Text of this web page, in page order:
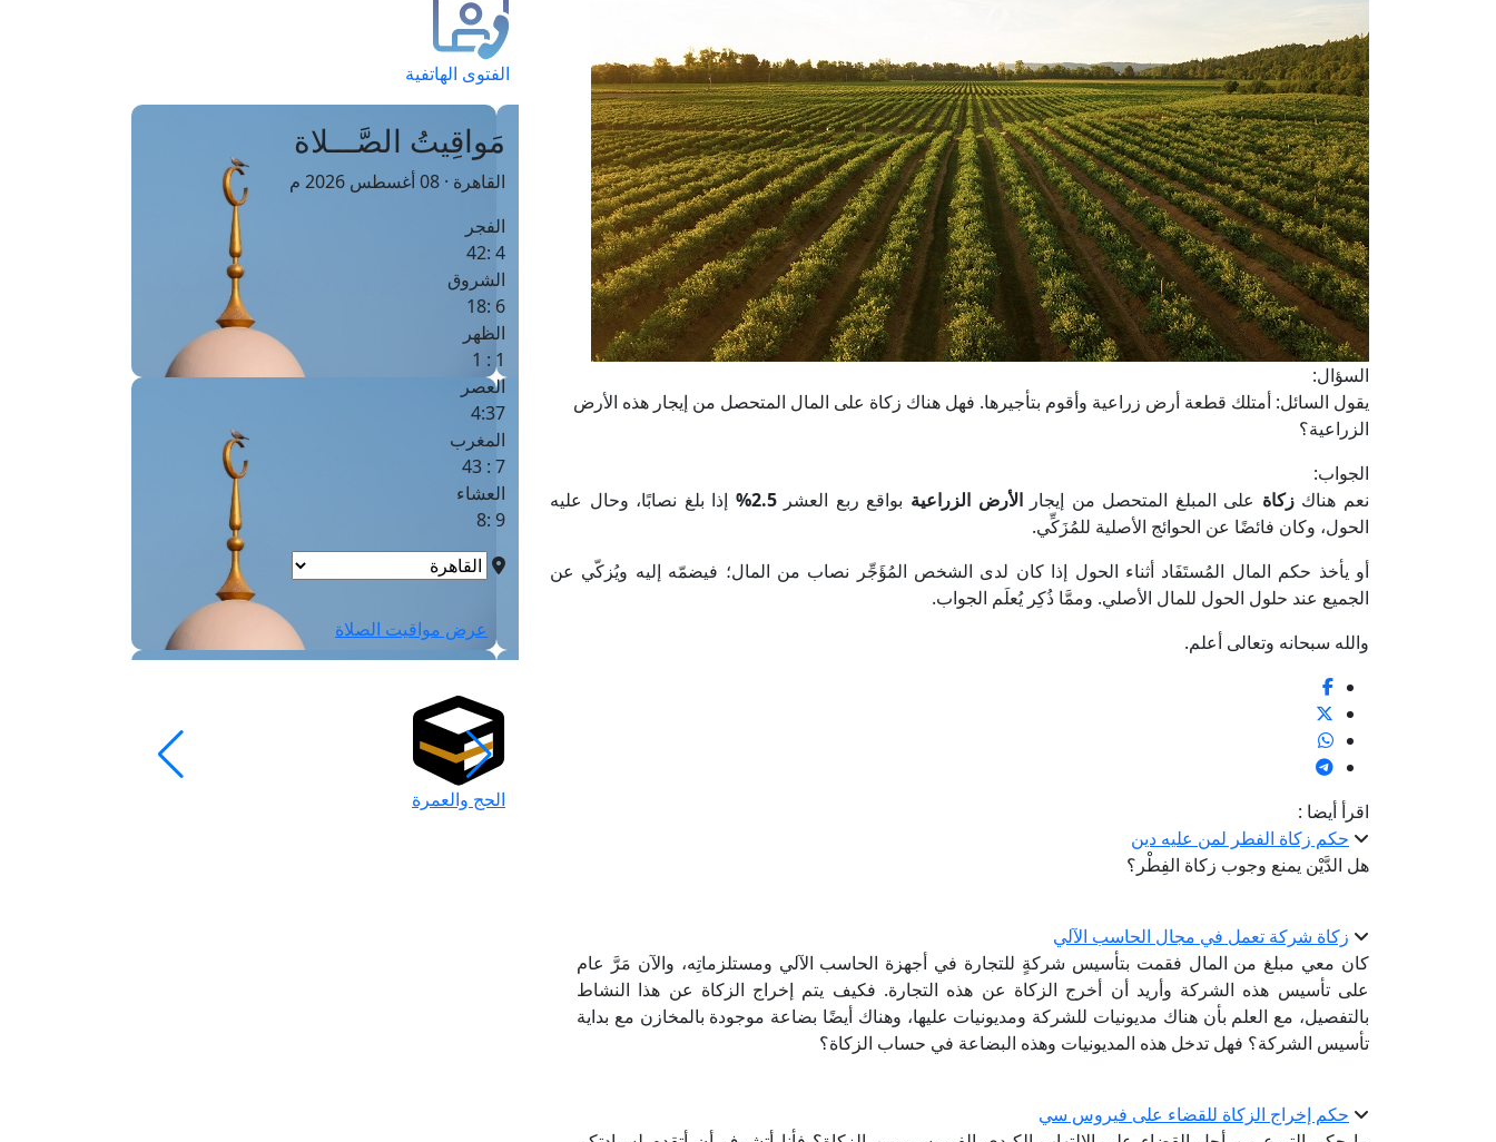
السؤال:
يقول السائل: أمتلك قطعة أرض زراعية وأقوم بتأجيرها. فهل هناك زكاة على المال المتحصل من إيجار هذه الأرض
الزراعية؟
الجواب:
نعم هناكزكاة على المبلغ المتحصل من إيجارالأرض الزراعية بواقع ربع العشر2.5%
إذا بلغ نصابًا، وحال عليه
الحول، وكان فائضًا عن الحوائج الأصلية للمُزَكِّي.
أو يأخذ حكم المال المُستَفَاد أثناء الحول إذا كان لدى الشخص المُؤَجِّر نصاب من المال؛ فيضمّه إليه ويُزكّي عن
الجميع عند حلول الحول للمال الأصلي. وممَّا ذُكِر يُعلَم الجواب.
والله سبحانه وتعالى أعلم.
اقرأ أيضا :
حكم زكاة الفطر لمن عليه دين
هل الدَّيْن يمنع وجوب زكاة الفِطْر؟
زكاة شركة تعمل في مجال الحاسب الآلي
كان معي مبلغ من المال فقمت بتأسيس شركةٍ للتجارة في أجهزة الحاسب الآلي ومستلزماتِه، والآن مَرَّ عام
على تأسيس هذه الشركة وأريد أن أخرج الزكاة عن هذه التجارة. فكيف يتم إخراج الزكاة عن هذا النشاط
بالتفصيل، مع العلم بأن هناك مديونيات للشركة ومديونيات عليها، وهناك أيضًا بضاعة موجودة بالمخازن مع بداية
تأسيس الشركة؟ فهل تدخل هذه المديونيات وهذه البضاعة في حساب الزكاة؟
حكم إخراج الزكاة للقضاء على فيروس سي
الفتوى الهاتفية
مَواقِيتُ الصَّـــلاة
القاهرة · 08 أغسطس 2026 م
الفجر
4 :42
الشروق
6 :18
الظهر
1 : 1
العصر
4:37
المغرب
7 : 43
العشاء
9 :8
عرض مواقيت الصلاة
الحج والعمرة